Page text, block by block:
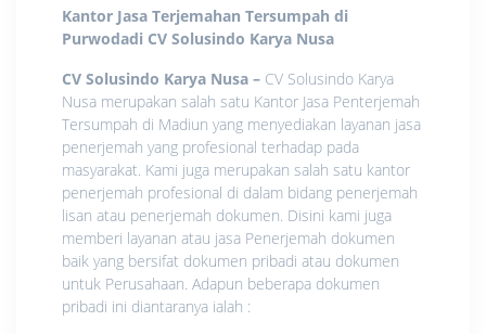
Kantor Jasa Terjemahan Tersumpah di
Purwodadi CV Solusindo Karya Nusa
CV Solusindo Karya Nusa – CV Solusindo Karya
Nusa merupakan salah satu Kantor Jasa Penterjemah
Tersumpah di Madiun yang menyediakan layanan jasa
penerjemah yang profesional terhadap pada
masyarakat. Kami juga merupakan salah satu kantor
penerjemah profesional di dalam bidang penerjemah
lisan atau penerjemah dokumen. Disini kami juga
memberi layanan atau jasa Penerjemah dokumen
baik yang bersifat dokumen pribadi atau dokumen
untuk Perusahaan. Adapun beberapa dokumen
pribadi ini diantaranya ialah :